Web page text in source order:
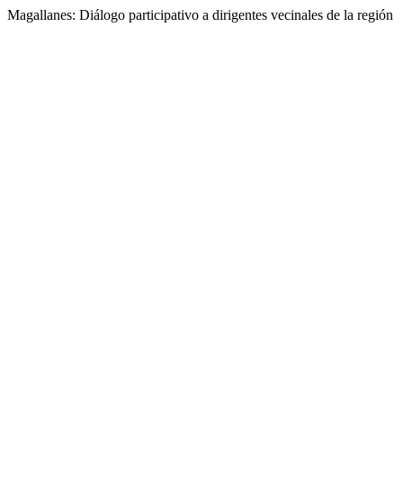
Magallanes: Diálogo participativo a dirigentes vecinales de la región